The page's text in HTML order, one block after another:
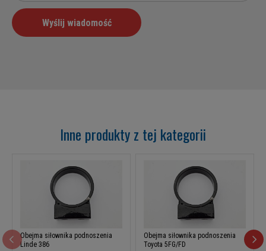
Inne produkty z tej kategorii
Obejma siłownika podnoszenia
Linde 386
Obejma siłownika podnoszenia
Toyota 5FG/FD